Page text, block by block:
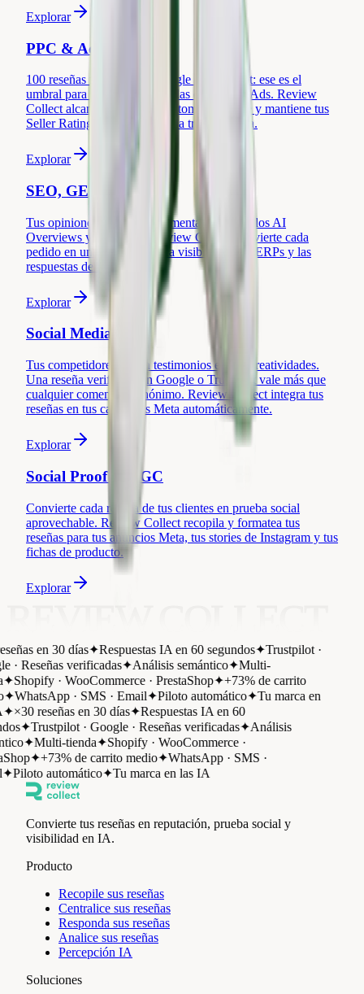
Explorar
PPC & Ads
100 reseñas recientes en Google o Trustpilot: ese es el
umbral para mostrar tus estrellas en Google Ads. Review
Collect alcanza ese umbral automáticamente y mantiene tus
Seller Ratings activas campaña tras campaña.
Explorar
SEO, GEO & AEO
Tus opiniones de clientes alimentan Google, los AI
Overviews y los LLMs. Review Collect convierte cada
pedido en una senal organica visible en los SERPs y las
respuestas de IA.
Explorar
Social Media Ads
Tus competidores pegan testimonios en sus creatividades.
Una reseña verificada en Google o Trustpilot vale más que
cualquier comentario anónimo. Review Collect integra tus
reseñas en tus campañas Meta automáticamente.
Explorar
Social Proof & UGC
Convierte cada reseña de tus clientes en prueba social
aprovechable. Review Collect recopila y formatea tus
reseñas para tus anuncios Meta, tus stories de Instagram y tus
fichas de producto.
Explorar
en 30 días✦Respuestas IA en 60 segundos✦Trustpilot ·
Reseñas verificadas✦Análisis semántico✦Multi-
Shopify · WooCommerce · PrestaShop✦+73% de carrito
WhatsApp · SMS · Email✦Piloto automático✦Tu marca en
×30 reseñas en 30 días✦Respuestas IA en 60
✦Trustpilot · Google · Reseñas verificadas✦Análisis
✦Multi-tienda✦Shopify · WooCommerce ·
✦+73% de carrito medio✦WhatsApp · SMS ·
Piloto automático✦Tu marca en las IA
Convierte tus reseñas en reputación, prueba social y
visibilidad en IA.
Producto
Recopile sus reseñas
Centralice sus reseñas
Responda sus reseñas
Analice sus reseñas
Percepción IA
Soluciones